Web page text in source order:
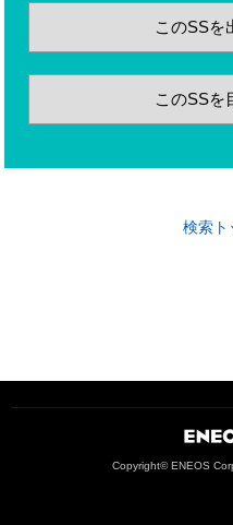
このSSを
このSSを
検索ト
Copyright© ENEOS